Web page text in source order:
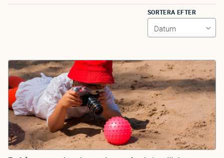
SORTERA EFTER